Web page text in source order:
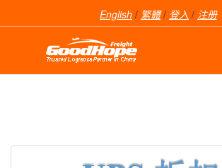
English / 繁體/ 登入 / 注册